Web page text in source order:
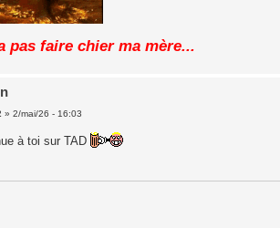
pas faire chier ma mère...
»2/mai/26 - 16:03
à toi sur TAD